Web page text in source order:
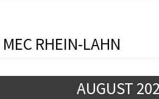
RHEIN-LAHN
AUGUST